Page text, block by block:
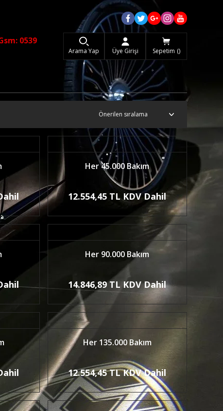
0539
Arama Yap Üye Girişi Sepetim
Her 45.000 Bakım
12.554,45 TL KDV Dahil
Her 90.000 Bakım
14.846,89 TL KDV Dahil
Her 135.000 Bakım
12.554,45 TL KDV Dahil